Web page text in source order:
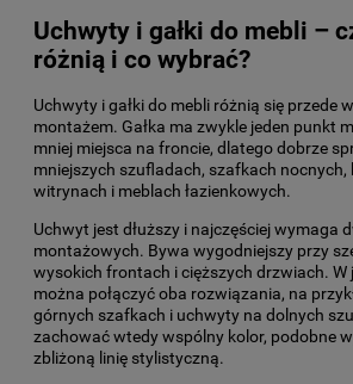
Uchwyty i gałki do mebli –
różnią i co wybrać?
Uchwyty i gałki do mebli różnią się przede
montażem. Gałka ma zwykle jeden punkt
mniej miejsca na froncie, dlatego dobrze
mniejszych szufladach, szafkach nocnych,
witrynach i meblach łazienkowych.
Uchwyt jest dłuższy i najczęściej wymaga
montażowych. Bywa wygodniejszy przy
wysokich frontach i cięższych drzwiach. W
można połączyć oba rozwiązania, na
górnych szafkach i uchwyty na dolnych
zachować wtedy wspólny kolor, podobne
zbliżoną linię stylistyczną.